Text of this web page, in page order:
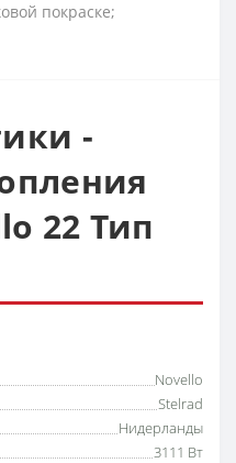
покраске;
-
22 Тип
Novello
Stelrad
Нидерланды
3111 Вт